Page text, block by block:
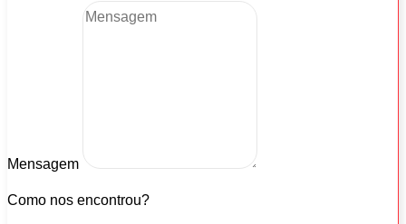
Mensagem
Como nos encontrou?